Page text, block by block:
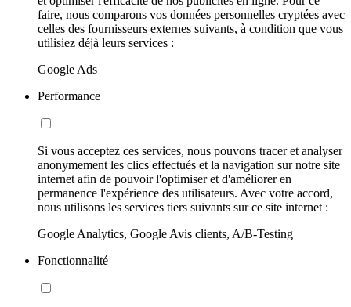
faire, nous comparons vos données personnelles cryptées avec
celles des fournisseurs externes suivants, à condition que vous
utilisiez déjà leurs services :
Google Ads
Performance
Si vous acceptez ces services, nous pouvons tracer et analyser
anonymement les clics effectués et la navigation sur notre site
internet afin de pouvoir l'optimiser et d'améliorer en
permanence l'expérience des utilisateurs. Avec votre accord,
nous utilisons les services tiers suivants sur ce site internet :
Google Analytics, Google Avis clients, A/B-Testing
Fonctionnalité